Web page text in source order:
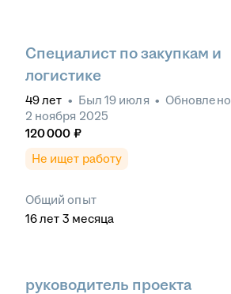
Специалист по закупкам и
логистике
49лет • Был 19 июля • Обновлено
2 ноября 2025
120 000 ₽
Не ищет работу
Общий опыт
16лет 3 месяца
руководитель проекта